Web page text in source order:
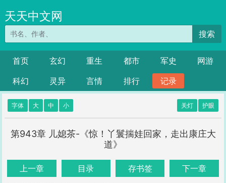
天天中文网
搜索
首页 玄幻 重生 都市 军史
网游
科幻
灵异 言情 排行 记录
字体 大 中 小 关灯 护眼
第943章 儿媳茶-《惊！丫鬟揣娃回家，走出康庄大
道》
上一章 目录 存书签 下一章